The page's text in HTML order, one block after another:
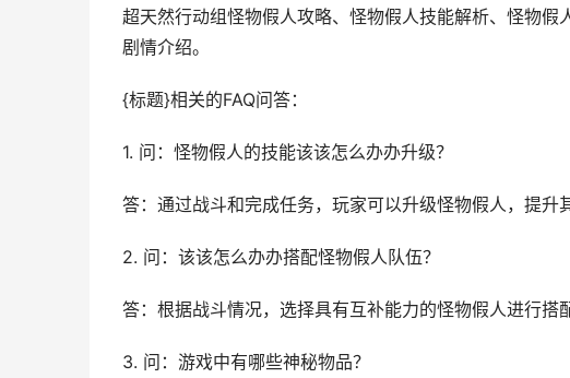
超天然行动组怪物假人攻略、怪物假人技能解析、怪物
剧情介绍。
{标题}相关的FAQ问答：
1. 问：怪物假人的技能该该怎么办办升级？
答：通过战斗和完成任务，玩家可以升级怪物假人，提升
2. 问：该该怎么办办搭配怪物假人队伍？
答：根据战斗情况，选择具有互补能力的怪物假人进行搭
3. 问：游戏中有哪些神秘物品？